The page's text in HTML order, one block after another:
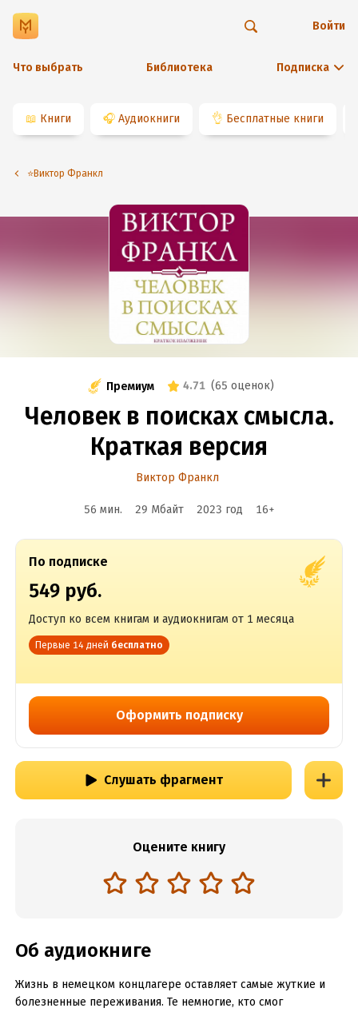
Что выбрать Библиотека Подписка
Войти
📖 Книги 🎧 Аудиокниги 👌 Бесплатные книги
⭐️Виктор Франкл
Премиум 4.71 (65 оценок)
Человек в поисках смысла.
Краткая версия
Виктор Франкл
56 мин. 29 Мбайт 2023 год 16+
По подписке
549 руб.
Доступ ко всем книгам и аудиокнигам от 1 месяца
Первые 14 дней бесплатно
Оформить подписку
Слушать фрагмент
Оцените книгу
Об аудиокниге
Жизнь в немецком концлагере оставляет самые жуткие и
болезненные переживания. Те немногие, кто смог